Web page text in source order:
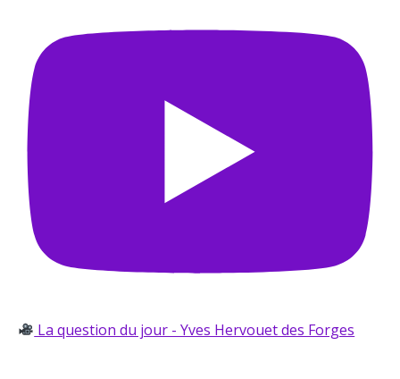
La question du jour - Yves Hervouet des Forges